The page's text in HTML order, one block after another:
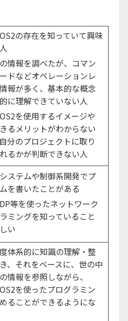
の存在を知っていて興味
情報を調べたが、コマン
ドなどオペレーションレ
報が多く、基本的な概念
に理解できていない人
を使用するイメージや
るメリットがわからない
分のプロジェクトに取り
るかが判断できない人
ステムや制御系開発でプ
を書いたことがある
等を使ったネットワーク
ミングを知っていること
い
体系的に知識の理解・整
、それをベースに、世の中
情報を参照しながら、
を使ったプログラミン
ることができるようにな